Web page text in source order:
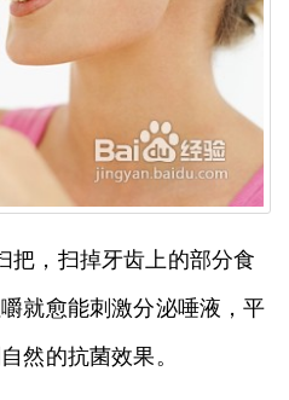
把，扫掉牙齿上的部分食
就愈能刺激分泌唾液，平
然的抗菌效果。